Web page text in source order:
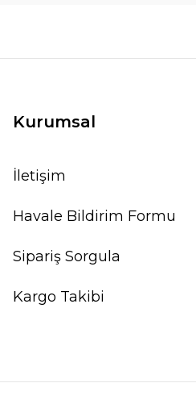
171,33 TL
%20
Kurumsal
İletişim
Havale Bildirim Formu
Sipariş Sorgula
Kargo Takibi